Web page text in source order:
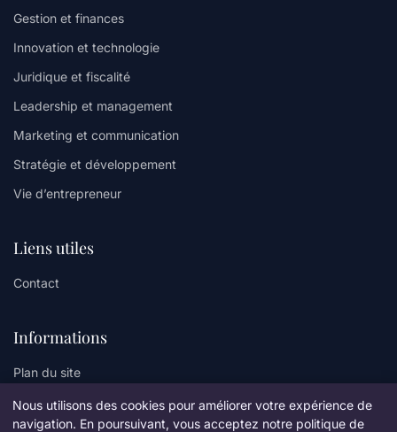
Gestion et finances
Innovation et technologie
Juridique et fiscalité
Leadership et management
Marketing et communication
Stratégie et développement
Vie d’entrepreneur
Liens utiles
Contact
Informations
Plan du site
Nous utilisons des cookies pour améliorer votre expérience de
navigation. En poursuivant, vous acceptez notre politique de